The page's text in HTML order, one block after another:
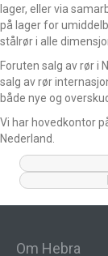
lager, eller via
på lager for
stålrør i alle
Foruten salg av rør i
salg av rør
både nye og
Vi har hovedkontor
Nederland.
Om Hebra